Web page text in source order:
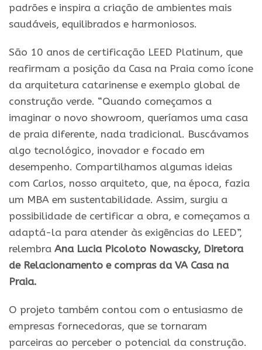
padrões e inspira a criação de ambientes mais
saudáveis, equilibrados e harmoniosos.
São 10 anos de certificação LEED Platinum, que
reafirmam a posição da Casa na Praia como ícone
da arquitetura catarinense e exemplo global de
construção verde. “Quando começamos a
imaginar o novo showroom, queríamos uma casa
de praia diferente, nada tradicional. Buscávamos
algo tecnológico, inovador e focado em
desempenho. Compartilhamos algumas ideias
com Carlos, nosso arquiteto, que, na época, fazia
um MBA em sustentabilidade. Assim, surgiu a
possibilidade de certificar a obra, e começamos a
adaptá-la para atender às exigências do LEED”,
relembra Ana Lucia Picoloto Nowascky, Diretora
de Relacionamento e compras da VA Casa na
Praia.
O projeto também contou com o entusiasmo de
empresas fornecedoras, que se tornaram
parceiras ao perceber o potencial da construção.